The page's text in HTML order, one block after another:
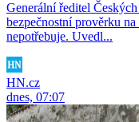
Generální ředitel
bezpečnostní prověrku
nepotřebuje. Uvedl...
HN.cz
dnes, 07:07